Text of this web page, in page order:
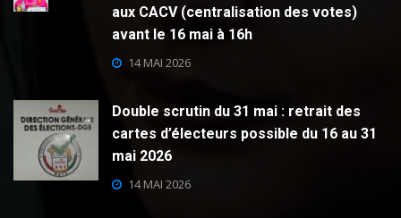
aux CACV (centralisation des votes)
avant le 16 mai à 16h
14 MAI 2026
Double scrutin du 31 mai : retrait des
cartes d’électeurs possible du 16 au 31
mai 2026
14 MAI 2026